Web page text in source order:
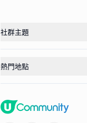
社群主題
熱門地點